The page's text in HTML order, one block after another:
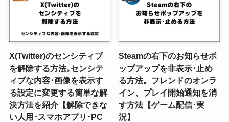
X(Twitter)のセンシティブ
を解除する方法｡センシテ
ィブな内容･画像を表示す
る設定に変更する簡単な解
決方法を紹介【解除できな
い人用･スマホアプリ･PC
Steamの右下のお知らせポ
ップアップを非表示･止め
る方法。フレンドのオンラ
イン、プレイ開始通知を消
す方法【ゲーム配信･実
況】